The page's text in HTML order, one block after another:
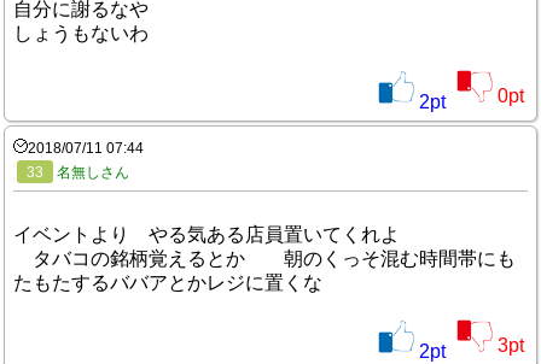
自分に謝るなや
しょうもないわ
2pt 0pt
2018/07/11 07:44
33
名無しさん
イベントより やる気ある店員置いてくれよ
タバコの銘柄覚えるとか 朝のくっそ混む時間帯にも
たもたするババアとかレジに置くな
2pt 3pt